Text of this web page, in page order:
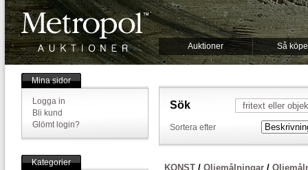
Auktioner Så
Mina sidor
Logga in
Bli kund
Glömt login?
Kategorier
Sök
Sortera efter
KONST / Oljemålningar /